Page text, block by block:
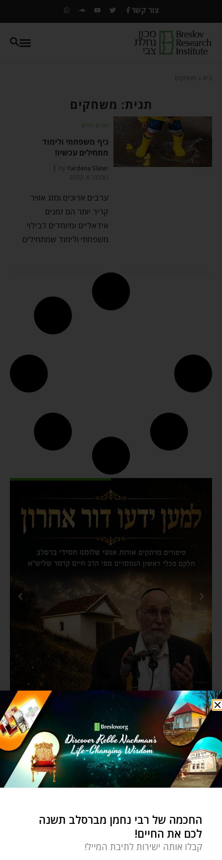
צור קשר
בית משחקים
תגית: משחקים
הורים וילדים
כיף משפחתי ולימוד
מתחילים עכשיו!
byYardena Slater
נובמבר 6, 2022
ערבים ארוכים ומזג אוויר
קריר יותר הם זמנים
אידאליים ומיוחדים לבילוי
משפחתי ולימוד שמתחילים
החכמה של רבי נחמן מברסלב תשנה
לכם את החיים!
קבלו אותה ישירות לתיבת המייל!